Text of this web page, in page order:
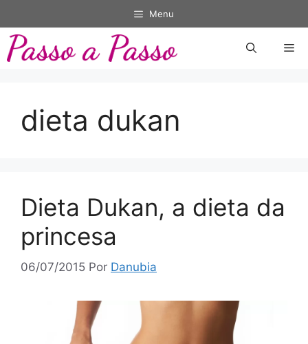
para
conteúdo
Menu
dieta dukan
Dieta Dukan, a dieta da
princesa
06/07/2015 Por Danubia